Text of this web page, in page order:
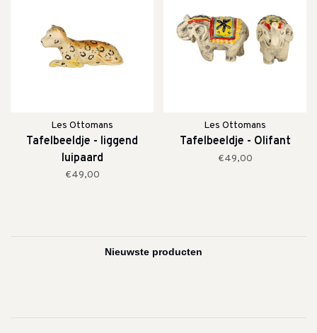
Les Ottomans
Tafelbeeldje - liggend
luipaard
€49,00
Les Ottomans
Tafelbeeldje - Olifant
€49,00